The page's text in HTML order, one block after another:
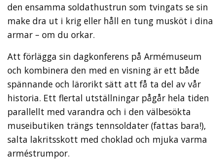
den ensamma soldathustrun som tvingats se sin
make dra ut i krig eller håll en tung musköt i dina
armar – om du orkar.
Att förlägga sin dagkonferens på Armémuseum
och kombinera den med en visning är ett både
spännande och lärorikt sätt att få ta del av vår
historia. Ett flertal utställningar pågår hela tiden
parallellt med varandra och i den välbesökta
museibutiken trängs tennsoldater (fattas bara!),
salta lakritsskott med choklad och mjuka varma
arméstrumpor.